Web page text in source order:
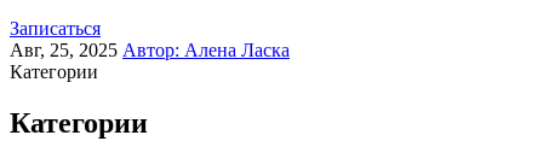
Записаться
Авг, 25, 2025 Автор: Алена Ласка
Категории
Категории